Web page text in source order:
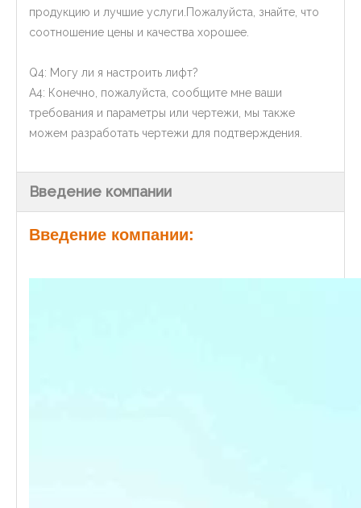
продукцию и лучшие услуги.Пожалуйста, знайте, что
соотношение цены и качества хорошее.
Q4: Могу ли я настроить лифт?
A4: Конечно, пожалуйста, сообщите мне ваши
требования и параметры или чертежи, мы также
можем разработать чертежи для подтверждения.
Введение компании
Введение компании: